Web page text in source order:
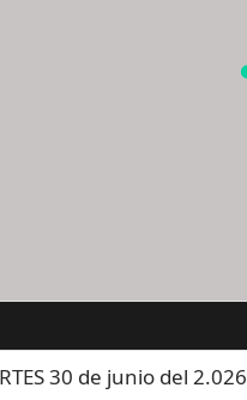
30 de junio del 2.026